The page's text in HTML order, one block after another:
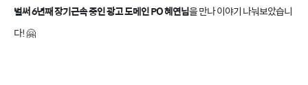
벌써 6년째 장기근속 중인 광고 도메인 PO 혜연님을 만나 이야기 나눠보았습니
다!🤗